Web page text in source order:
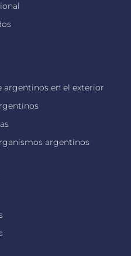
argentinos en el exterior
argentinos